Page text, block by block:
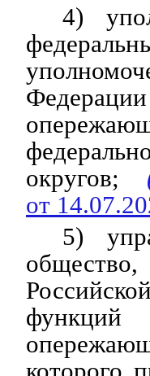
4)
округов;
от
5)
общество,